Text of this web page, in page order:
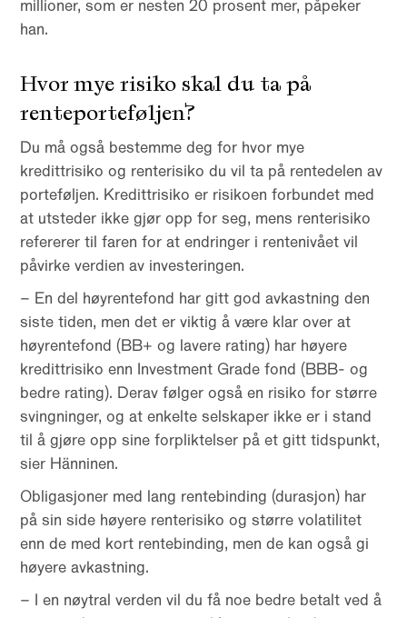
millioner, som er nesten 20 prosent mer, påpeker
han.
Hvor mye risiko skal du ta på
renteporteføljen?
Du må også bestemme deg for hvor mye
kredittrisiko og renterisiko du vil ta på rentedelen av
porteføljen. Kredittrisiko er risikoen forbundet med
at utsteder ikke gjør opp for seg, mens renterisiko
refererer til faren for at endringer i rentenivået vil
påvirke verdien av investeringen.
– En del høyrentefond har gitt god avkastning den
siste tiden, men det er viktig å være klar over at
høyrentefond (BB+ og lavere rating) har høyere
kredittrisiko enn Investment Grade fond (BBB- og
bedre rating). Derav følger også en risiko for større
svingninger, og at enkelte selskaper ikke er i stand
til å gjøre opp sine forpliktelser på et gitt tidspunkt,
sier Hänninen.
Obligasjoner med lang rentebinding (durasjon) har
på sin side høyere renterisiko og større volatilitet
enn de med kort rentebinding, men de kan også gi
høyere avkastning.
– I en nøytral verden vil du få noe bedre betalt ved å